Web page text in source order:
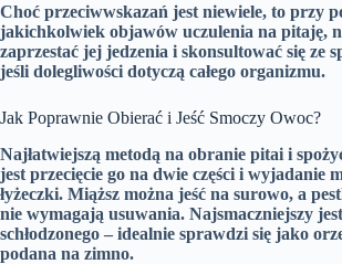
Choć przeciwwskazań jest niewiele, to przy
jakichkolwiek objawów uczulenia na pitaję,
zaprzestać jej jedzenia i skonsultować się ze
jeśli dolegliwości dotyczą całego organizmu.
Jak Poprawnie Obierać i Jeść Smoczy Owoc?
Najłatwiejszą metodą na obranie pitai i
jest przecięcie go na dwie części i wyjadanie
łyżeczki. Miąższ można jeść na surowo, a
nie wymagają usuwania. Najsmaczniejszy
schłodzonego – idealnie sprawdzi się jako
podana na zimno.